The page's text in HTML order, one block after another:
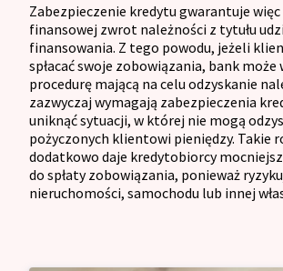
Zabezpieczenie kredytu gwarantuje
finansowej zwrot należności z tytułu
finansowania. Z tego powodu, jeżeli
spłacać swoje zobowiązania, bank może
procedurę mającą na celu odzyskanie
zazwyczaj wymagają zabezpieczenia
uniknąć sytuacji, w której nie mogą
pożyczonych klientowi pieniędzy. Takie
dodatkowo daje kredytobiorcy
do spłaty zobowiązania, ponieważ
nieruchomości, samochodu lub innej